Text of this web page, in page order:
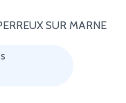
SUR MARNE